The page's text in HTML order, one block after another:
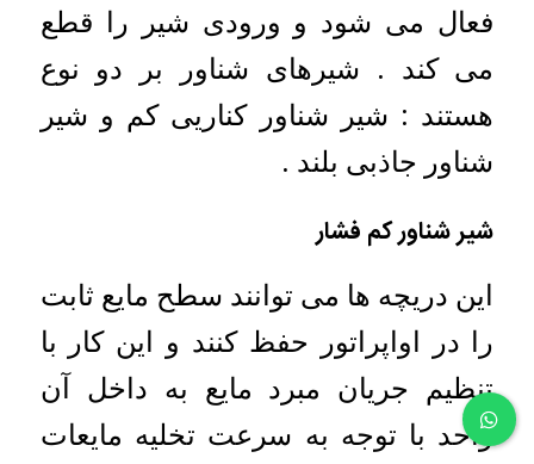
فعال می شود و ورودی شیر را قطع
می کند . شیرهای شناور بر دو نوع
هستند : شیر شناور کناریی کم و شیر
شناور جاذبی بلند .
شیر شناور کم فشار
این دریچه ها می توانند سطح مایع ثابت
را در اواپراتور حفظ کنند و این کار با
تنظیم جریان مبرد مایع به داخل آن
واحد با توجه به سرعت تخلیه مایعات